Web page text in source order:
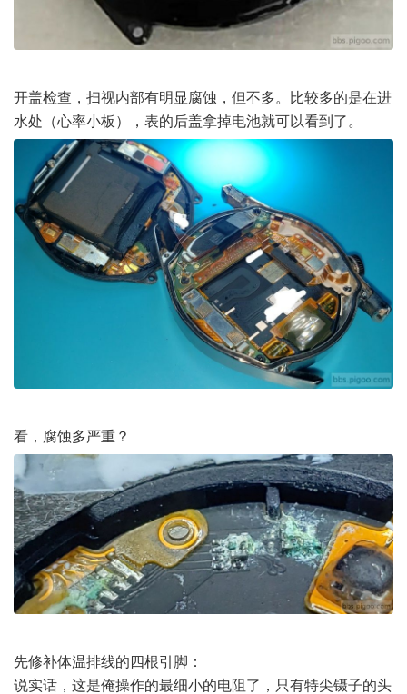
开盖检查，扫视内部有明显腐蚀，但不多。比较多的是在进
水处（心率小板），表的后盖拿掉电池就可以看到了。
看，腐蚀多严重？
先修补体温排线的四根引脚：
说实话，这是俺操作的最细小的电阻了，只有特尖镊子的头